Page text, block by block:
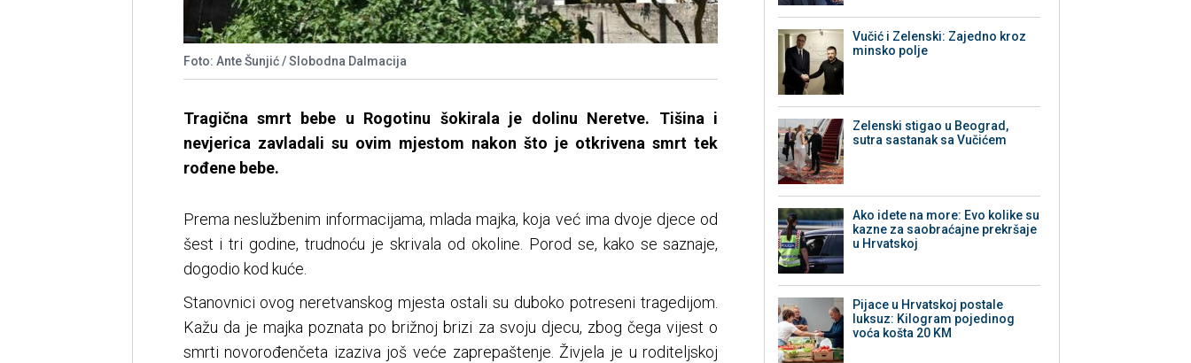
Foto: Ante Šunjić / Slobodna Dalmacija
Tragična smrt bebe u Rogotinu šokirala je dolinu Neretve. Tišina i
nevjerica zavladali su ovim mjestom nakon što je otkrivena smrt tek
rođene bebe.
Prema neslužbenim informacijama, mlada majka, koja već ima dvoje djece od
šest i tri godine, trudnoću je skrivala od okoline. Porod se, kako se saznaje,
dogodio kod kuće.
Stanovnici ovog neretvanskog mjesta ostali su duboko potreseni tragedijom.
Kažu da je majka poznata po brižnoj brizi za svoju djecu, zbog čega vijest o
smrti novorođenčeta izaziva još veće zaprepaštenje. Živjela je u roditeljskoj
Vučić i Zelenski: Zajedno kroz
minsko polje
Zelenski stigao u Beograd,
sutra sastanak sa Vučićem
Ako idete na more: Evo kolike su
kazne za saobraćajne prekršaje
u Hrvatskoj
Pijace u Hrvatskoj postale
luksuz: Kilogram pojedinog
voća košta 20 KM